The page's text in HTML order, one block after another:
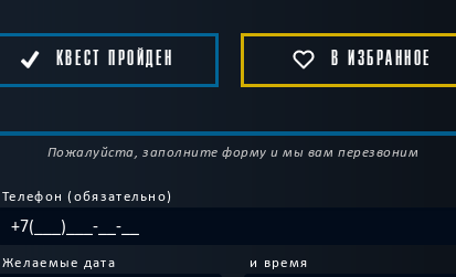
КВЕСТ ПРОЙДЕН В ИЗБРАННОЕ
Пожалуйста, заполните форму и мы вам перезвоним
Телефон (обязательно)
Желаемые дата и время